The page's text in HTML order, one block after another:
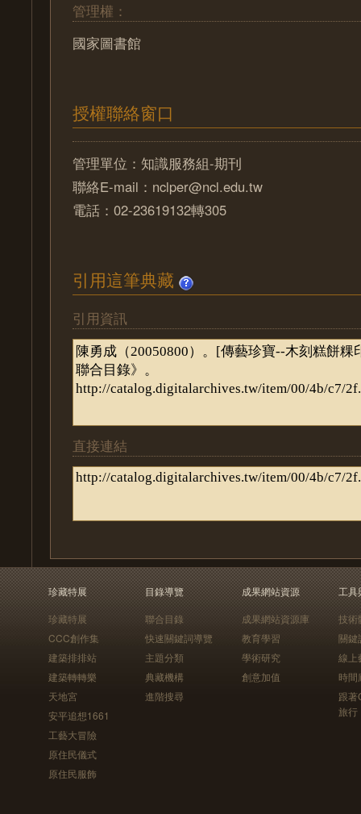
管理權：
國家圖書館
授權聯絡窗口
管理單位：知識服務組-期刊
聯絡E-mail：nclper@ncl.edu.tw
電話：02-23619132轉305
引用這筆典藏
引用資訊
直接連結
珍藏特展
珍藏特展
CCC創作集
建築排排站
建築轉轉樂
天地宮
安平追想1661
工藝大冒險
原住民儀式
原住民服飾
目錄導覽
聯合目錄
快速關鍵詞導覽
主題分類
典藏機構
進階搜尋
成果網站資源
成果網站資源庫
教育學習
學術研究
創意加值
工具
技術
關鍵
線上
時間
跟
旅行